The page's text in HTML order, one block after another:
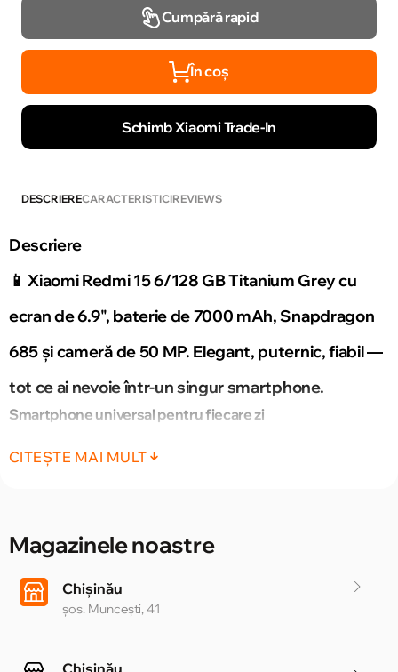
Cumpără rapid
În coș
Schimb Xiaomi Trade-In
DESCRIERECARACTERISTICIREVIEWS
Descriere
📱 Xiaomi Redmi 15 6/128 GB Titanium Greycu
ecran de 6.9", baterie de 7000 mAh, Snapdragon
685 și cameră de 50 MP. Elegant, puternic, fiabil —
tot ce ai nevoie într-un singur smartphone.
Smartphone universal pentru fiecare zi
vor un echilibru între ecran mare, baterie puternică și
Ecran care impresionează 👁️
Display-ul generos de 6.9 inchi, cu rezoluție 1080x2340 pixeli,
CITEȘTE MAI MULT
Magazinele noastre
Chișinău
șos. Muncești, 41
Chișinău